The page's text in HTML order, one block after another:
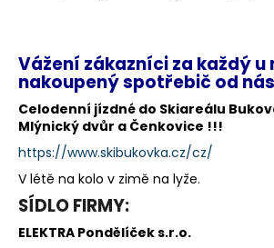
Vážení zákazníciza každý u
nakoupený spotřebič od
Celodenní jízdné do Skiareálu
Mlýnický dvůr a Čenkovice !!!
https://www.skibukovka.cz/cz/
V létě na kolo v zimě na lyže.
SÍDLO FIRMY:
ELEKTRA Pondělíček s.r.o.
D
o
p
o
r
č
u
j